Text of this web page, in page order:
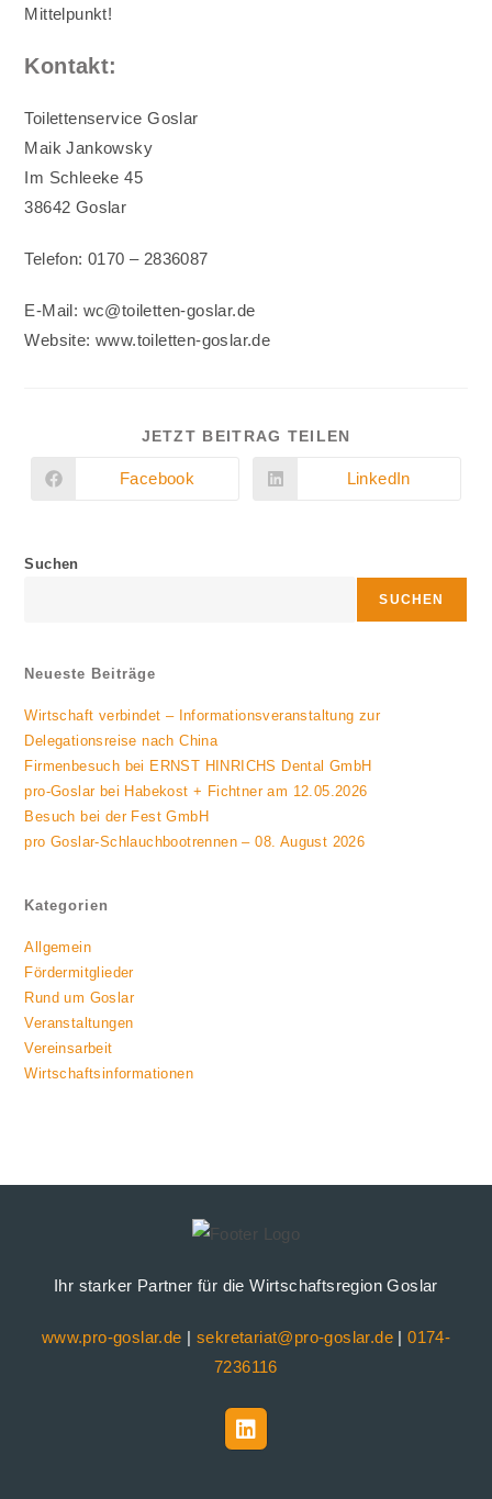
Mittelpunkt!
Kontakt:
Toilettenservice Goslar
Maik Jankowsky
Im Schleeke 45
38642 Goslar
Telefon: 0170 – 2836087
E-Mail: wc@toiletten-goslar.de
Website: www.toiletten-goslar.de
JETZT BEITRAG TEILEN
Öffnet
Facebook
Öffnet
LinkedIn
Suchen
SUCHEN
Neueste Beiträge
Wirtschaft verbindet – Informationsveranstaltung zur
Delegationsreise nach China
Firmenbesuch bei ERNST HINRICHS Dental GmbH
pro-Goslar bei Habekost + Fichtner am 12.05.2026
Besuch bei der Fest GmbH
pro Goslar-Schlauchbootrennen – 08. August 2026
Kategorien
Allgemein
Fördermitglieder
Rund um Goslar
Veranstaltungen
Vereinsarbeit
Wirtschaftsinformationen
Ihr starker Partner für die Wirtschaftsregion Goslar
www.pro-goslar.de | sekretariat@pro-goslar.de|0174-
7236116